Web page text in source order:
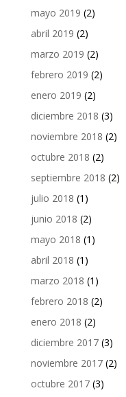
mayo 2019 (2)
abril 2019 (2)
marzo 2019 (2)
febrero 2019 (2)
enero 2019 (2)
diciembre 2018 (3)
noviembre 2018 (2)
octubre 2018 (2)
septiembre 2018 (2)
julio 2018 (1)
junio 2018 (2)
mayo 2018 (1)
abril 2018 (1)
marzo 2018 (1)
febrero 2018 (2)
enero 2018 (2)
diciembre 2017(3)
noviembre 2017(2)
octubre 2017(3)